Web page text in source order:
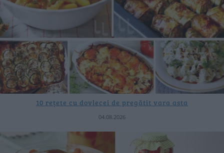
10 rețete cu dovlecei de pregătit vara asta
04.08.2026